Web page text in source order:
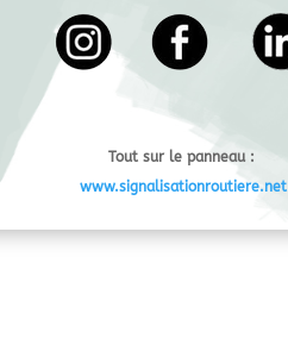
o
o
k
Tout sur le panneau :
www.signalisationroutiere.net